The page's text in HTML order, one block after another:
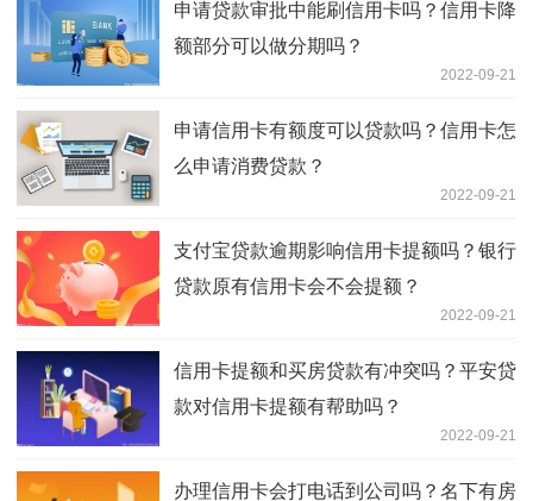
申请贷款审批中能刷信用卡吗？信用卡降
额部分可以做分期吗？
2022-09-21
申请信用卡有额度可以贷款吗？信用卡怎
么申请消费贷款？
2022-09-21
支付宝贷款逾期影响信用卡提额吗？银行
贷款原有信用卡会不会提额？
2022-09-21
信用卡提额和买房贷款有冲突吗？平安贷
款对信用卡提额有帮助吗？
2022-09-21
办理信用卡会打电话到公司吗？名下有房